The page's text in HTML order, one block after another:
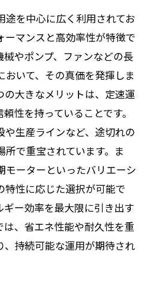
途を中心に広く利用されてお
ーマンスと高効率性が特徴で
やポンプ、ファンなどの長
いて、その真価を発揮しま
の大きなメリットは、定速運
性を持っていることです。
や生産ラインなど、途切れの
で重宝されています。ま
モーターといったバリエーシ
特性に応じた選択が可能で
ギー効率を最大限に引き出す
は、省エネ性能や耐久性を重
、持続可能な運用が期待され